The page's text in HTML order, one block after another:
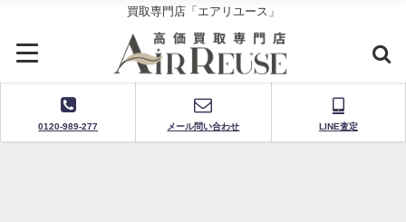
買取専門店「エアリユース」
0120-989-277 メール問い合わせ LINE査定